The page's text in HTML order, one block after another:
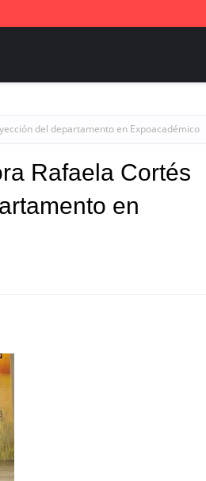
del departamento en Expoacadémico
Rafaela Cortés
en